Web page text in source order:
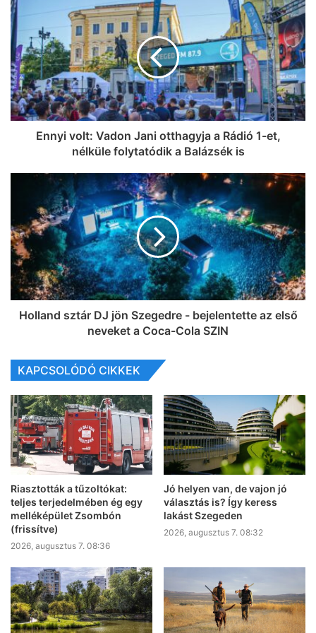
Baleset történt Szegeden – egy rolleres
esett el a Csillag tér közelében
Ennyi volt: Vadon Jani otthagyja a Rádió 1-et,
nélküle folytatódik a Balázsék is
Holland sztár DJ jön Szegedre - bejelentette az első
neveket a Coca-Cola SZIN
KAPCSOLÓDÓ CIKKEK
Riasztották a tűzoltókat:
teljes terjedelmében ég egy
melléképület Zsombón
(frissítve)
2026, augusztus 7. 08:36
Jó helyen van, de vajon jó
választás is? Így keress
lakást Szegeden
2026, augusztus 7. 08:32